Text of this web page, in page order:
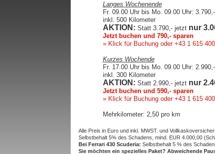
Langes Wochenende
Fr. 09.00 Uhr bis Mo. 09.00 Uhr: 3.790,-
inkl. 500 Kilometer
AKTION: Statt 3.790,- jetzt nur
Jetzt buchen und 790,- sparen
» Klick für Buchung oder +43 1 615
Kurzes Wochende
Fr. 17.00 Uhr bis Mo. 09.00 Uhr: 2.990,-
inkl. 300 Kilometer
AKTION: Statt 2.990,- jetzt nur
Jetzt buchen und 590,- sparen
» Klick für Buchung oder +43 1 615
Mehrkilometer: 2,50 pro km
Alle Preis in Euro und inkl. MWST. und
Selbstbehalt 5% des Schadens, mind. EUR 4.000,00
Bei Ferrari 430 Scuderia: Selbstbehalt 5 % des
Sie möchten ein spezielles Paket? Abweichende